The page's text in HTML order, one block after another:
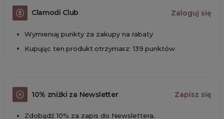
Clamodi Club Zaloguj się
Wymieniaj punkty za zakupy na rabaty
Kupując ten produkt otrzymasz: 139 punktów
10% zniżki za Newsletter Zapisz się
Zdobądź 10% za zapis do Newslettera.